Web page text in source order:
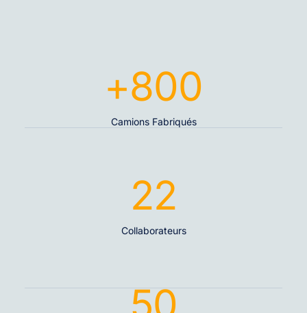
Camions Fabriqués
+800
Collaborateurs
22